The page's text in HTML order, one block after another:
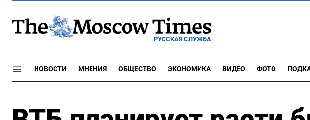
РУССКАЯ СЛУЖБА
НОВОСТИ МНЕНИЯ ОБЩЕСТВО ЭКОНОМИКА ВИДЕО ФОТО